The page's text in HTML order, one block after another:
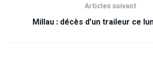
Articles suivant
Millau : décès d’un traileur ce